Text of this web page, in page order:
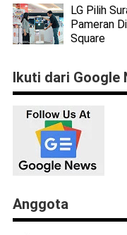
LG Pilih
Pameran
Square
Ikuti dari Google
Anggota